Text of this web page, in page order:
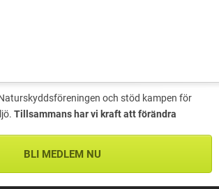
och stöd kampen för
Tillsammans har vi kraft att förändra
BLI MEDLEM NU